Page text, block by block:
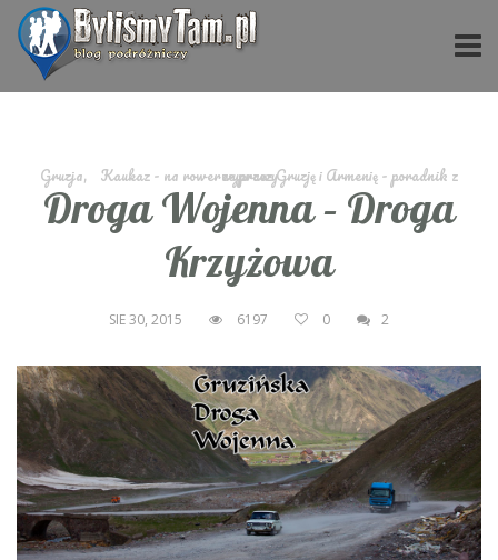
Gruzja, Kaukaz - na rowerze przez Gruzję i Armenię - poradnik z wyprawy
Droga Wojenna – Droga
Krzyżowa
SIE 30, 2015 6197 0 2